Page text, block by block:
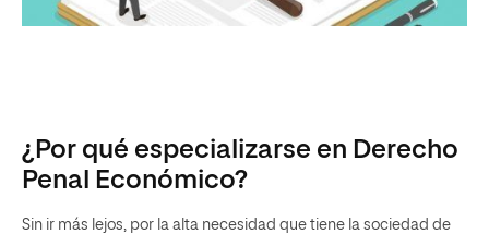
¿Por qué especializarse en Derecho
Penal Económico?
Sin ir más lejos, por la alta necesidad que tiene la sociedad de